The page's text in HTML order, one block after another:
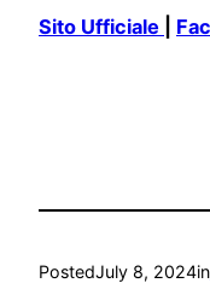
Sito Ufficiale
PostedJuly 8, 2024in